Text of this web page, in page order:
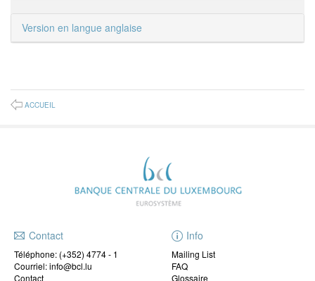
Version en langue anglaise
ACCUEIL
Contact
Téléphone: (+352) 4774 - 1
Courriel: info@bcl.lu
Contact
Info
Mailing List
FAQ
Glossaire